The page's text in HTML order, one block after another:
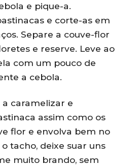
e pique-a.
e corte-as em
Separe a couve-flor
e reserve. Leve ao
com um pouco de
a cebola.
caramelizar e
assim como os
flor e envolva bem no
tacho, deixe suar uns
muito brando, sem